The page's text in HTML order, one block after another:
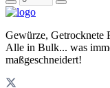
Gewürze, Getrocknete
Alle in Bulk... was
maßgeschneidert!